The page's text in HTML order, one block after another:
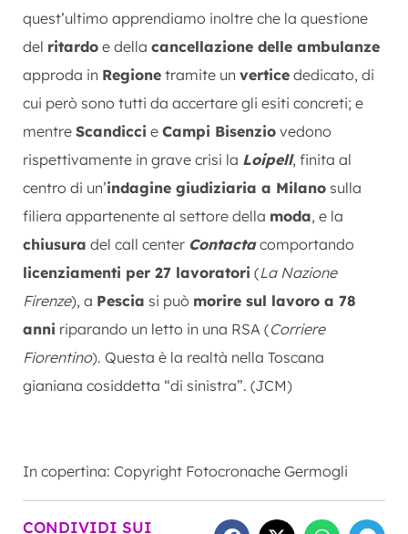
quest’ultimo apprendiamo inoltre che la questione
del ritardo e della cancellazione delle ambulanze
approda in Regione tramite un vertice dedicato, di
cui però sono tutti da accertare gli esiti concreti; e
mentre Scandicci e Campi Bisenzio vedono
rispettivamente in grave crisi la Loipell, finita al
centro di un’indagine giudiziaria a Milano sulla
filiera appartenente al settore della moda, e la
chiusura del call center Contacta comportando
licenziamenti per 27 lavoratori (La Nazione
Firenze), a Pescia si può morire sul lavoro a 78
anni riparando un letto in una RSA (Corriere
Fiorentino). Questa è la realtà nella Toscana
gianiana cosiddetta “di sinistra”. (JCM)
In copertina: Copyright Fotocronache Germogli
CONDIVIDI SUI